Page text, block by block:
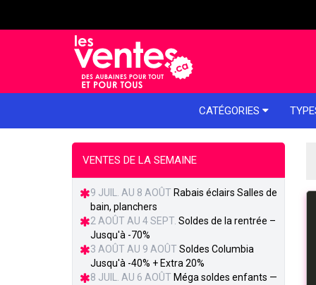
CATÉGORIES
VENTES DE LA SEMAINE
9 JUIL. AU 8 AOÛT Rabais éclairs Salles de
bain, planchers
2 AOÛT AU 4 SEPT. Soldes de la rentrée –
Jusqu'à -70%
3 AOÛT AU 9 AOÛT Soldes Columbia
Jusqu'à -40% + Extra 20%
8 JUIL. AU 6 AOÛT Méga soldes enfants —